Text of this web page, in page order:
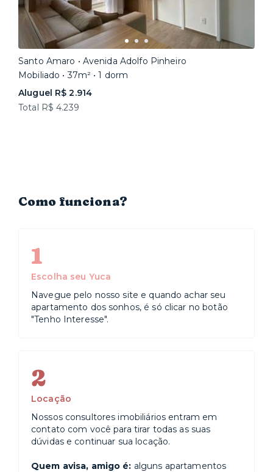
Santo Amaro • Avenida Adolfo Pinheiro
Mobiliado • 37m² • 1 dorm
Aluguel R$ 2.914
Total R$ 4.239
Como funciona?
1
Escolha seu Yuca
Navegue pelo nosso site e quando achar seu
apartamento dos sonhos, é só clicar no botão
"Tenho Interesse".
2
Locação
Nossos consultores imobiliários entram em
contato com você para tirar todas as suas
dúvidas e continuar sua locação.
Quem avisa, amigo é: alguns apartamentos